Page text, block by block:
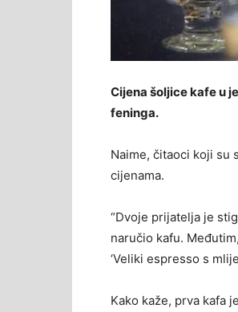
Cijena šoljice kafe u
feninga.
Naime, čitaoci koji su
cijenama.
“Dvoje prijatelja je
naručio kafu.
‘Veliki espresso s
Kako kaže, prva kafa